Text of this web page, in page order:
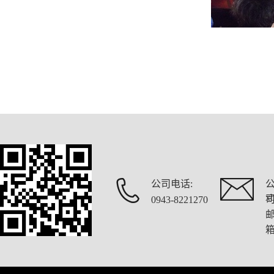
公司电话:
0943-8221270